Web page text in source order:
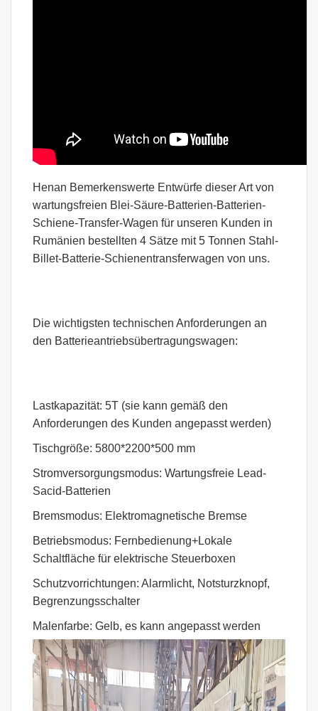
Henan Bemerkenswerte Entwürfe dieser Art von
wartungsfreien Blei-Säure-Batterien-Batterien-
Schiene-Transfer-Wagen für unseren Kunden in
Rumänien bestellten 4 Sätze mit 5 Tonnen Stahl-
Billet-Batterie-Schienentransferwagen von uns.
Die wichtigsten technischen Anforderungen an
den Batterieantriebsübertragungswagen:
Lastkapazität: 5T (sie kann gemäß den
Anforderungen des Kunden angepasst werden)
Tischgröße: 5800*2200*500 mm
Stromversorgungsmodus: Wartungsfreie Lead-
Sacid-Batterien
Bremsmodus: Elektromagnetische Bremse
Betriebsmodus: Fernbedienung+Lokale
Schaltfläche für elektrische Steuerboxen
Schutzvorrichtungen: Alarmlicht, Notsturzknopf,
Begrenzungsschalter
Malenfarbe: Gelb, es kann angepasst werden